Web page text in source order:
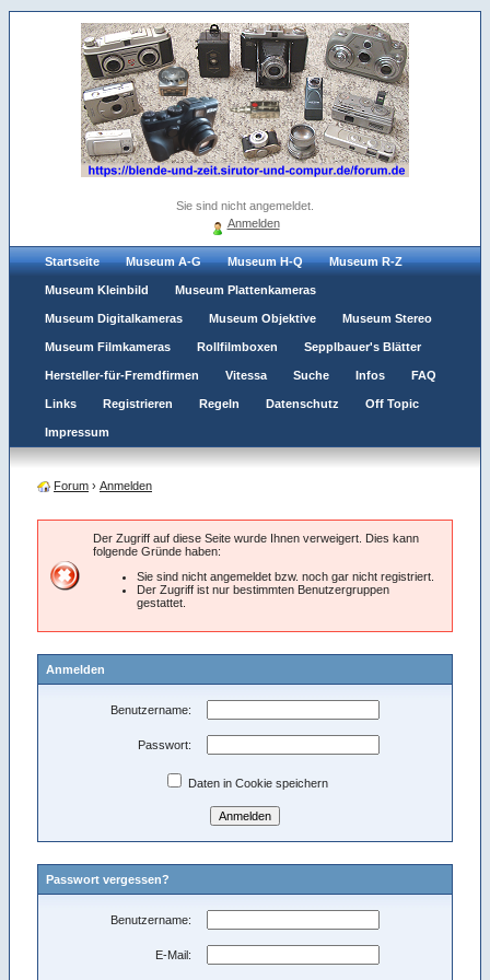
Sie sind nicht angemeldet.
Anmelden
Startseite Museum A-G Museum H-Q Museum R-Z
Museum Kleinbild Museum Plattenkameras
Museum Digitalkameras Museum Objektive Museum Stereo
Museum Filmkameras Rollfilmboxen Sepplbauer's Blätter
Hersteller-für-Fremdfirmen Vitessa Suche Infos FAQ
Links Registrieren Regeln Datenschutz Off Topic
Impressum
Forum › Anmelden
Der Zugriff auf diese Seite wurde Ihnen verweigert. Dies kann
folgende Gründe haben:
Sie sind nicht angemeldet bzw. noch gar nicht registriert.
Der Zugriff ist nur bestimmten Benutzergruppen
gestattet.
Anmelden
Benutzername:
Passwort:
Daten in Cookie speichern
Passwort vergessen?
Benutzername:
E-Mail: